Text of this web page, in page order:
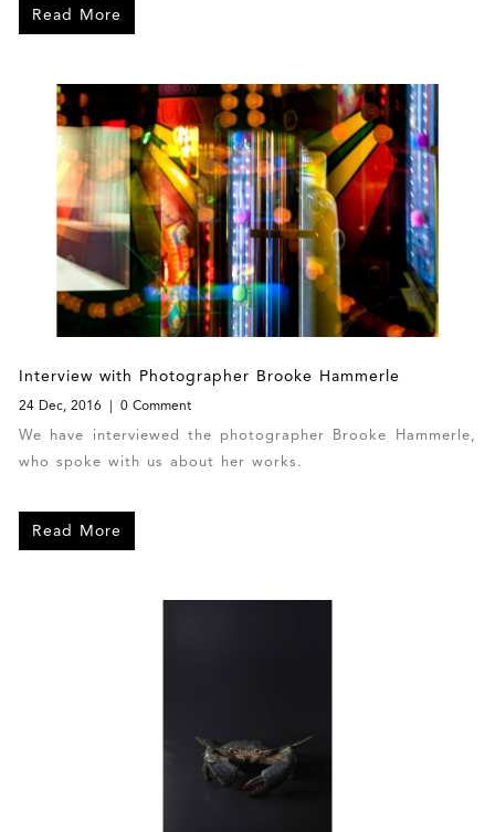
Read More
Interview with Photographer Brooke Hammerle
24 Dec, 2016 0 Comment
We have interviewed the photographer Brooke Hammerle,
who spoke with us about her works.
Read More